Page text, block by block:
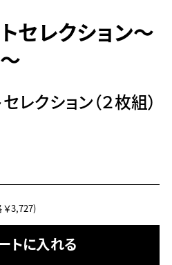
セレクション～
レクション（２枚組）
3,727)
トに入れる